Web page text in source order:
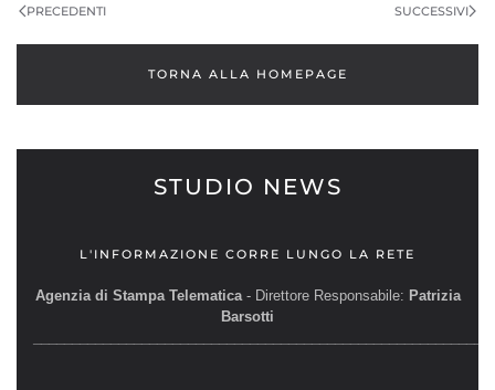
PRECEDENTI SUCCESSIVI
TORNA ALLA HOMEPAGE
STUDIO NEWS
L'INFORMAZIONE CORRE LUNGO LA RETE
Agenzia di Stampa Telematica- Direttore Responsabile: Patrizia
Barsotti